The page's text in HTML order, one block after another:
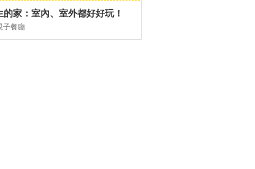
的家：室內、室外都好好玩！
子餐廳